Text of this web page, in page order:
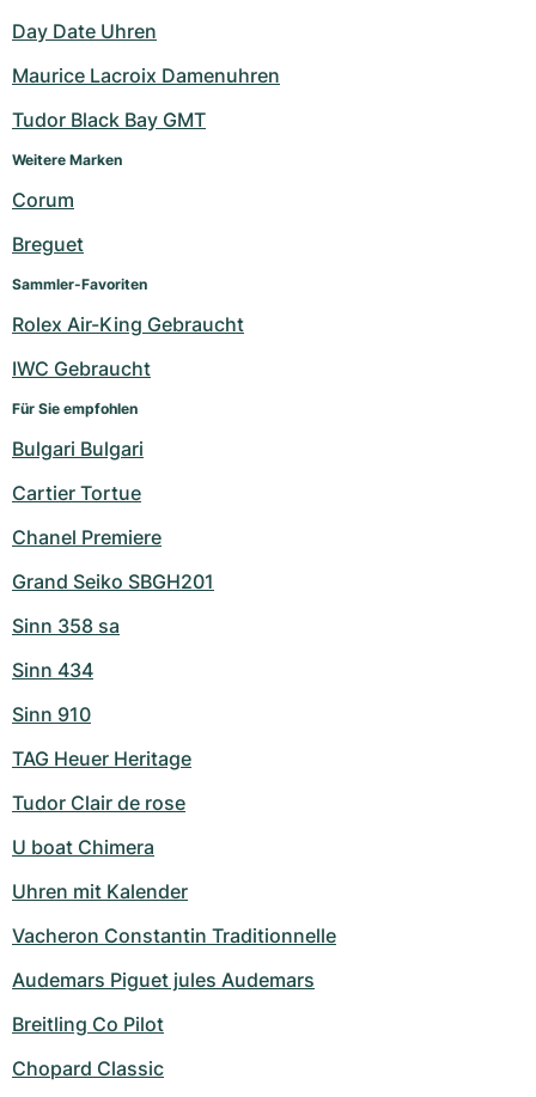
Day Date Uhren
Maurice Lacroix Damenuhren
Tudor Black Bay GMT
Weitere Marken
Corum
Breguet
Sammler-Favoriten
Rolex Air-King Gebraucht
IWC Gebraucht
Für Sie empfohlen
Bulgari Bulgari
Cartier Tortue
Chanel Premiere
Grand Seiko SBGH201
Sinn 358 sa
Sinn 434
Sinn 910
TAG Heuer Heritage
Tudor Clair de rose
U boat Chimera
Uhren mit Kalender
Vacheron Constantin Traditionnelle
Audemars Piguet jules Audemars
Breitling Co Pilot
Chopard Classic